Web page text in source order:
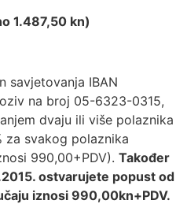
1.487,50 kn)
savjetovanja IBAN
na broj 05-6323-0315,
dvaju ili više polaznika
za svakog polaznika
990,00+PDV). Također
ostvarujete popust od
iznosi 990,00kn+PDV.